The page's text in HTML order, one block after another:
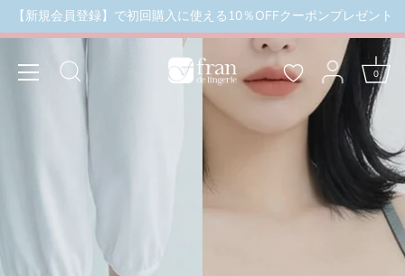
文
除外） ＼3buy20%OFF／ お盆限定セール 8月16日
【新規会員登録】で初回購入に使える10％OFFクーポンプレゼント
0